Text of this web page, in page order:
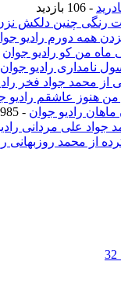
- 106 بازدید
لبت رنگی چنین دلکش
همه دورم رادیو
ماه من کو رادیو جوان
نامداری رادیو جوان
از محمد جواد فخر
من هنوز عاشقم رادیو
ماهان رادیو جوان - 985 بازدید
جواد علی مردانی
از محمد روزبهانی